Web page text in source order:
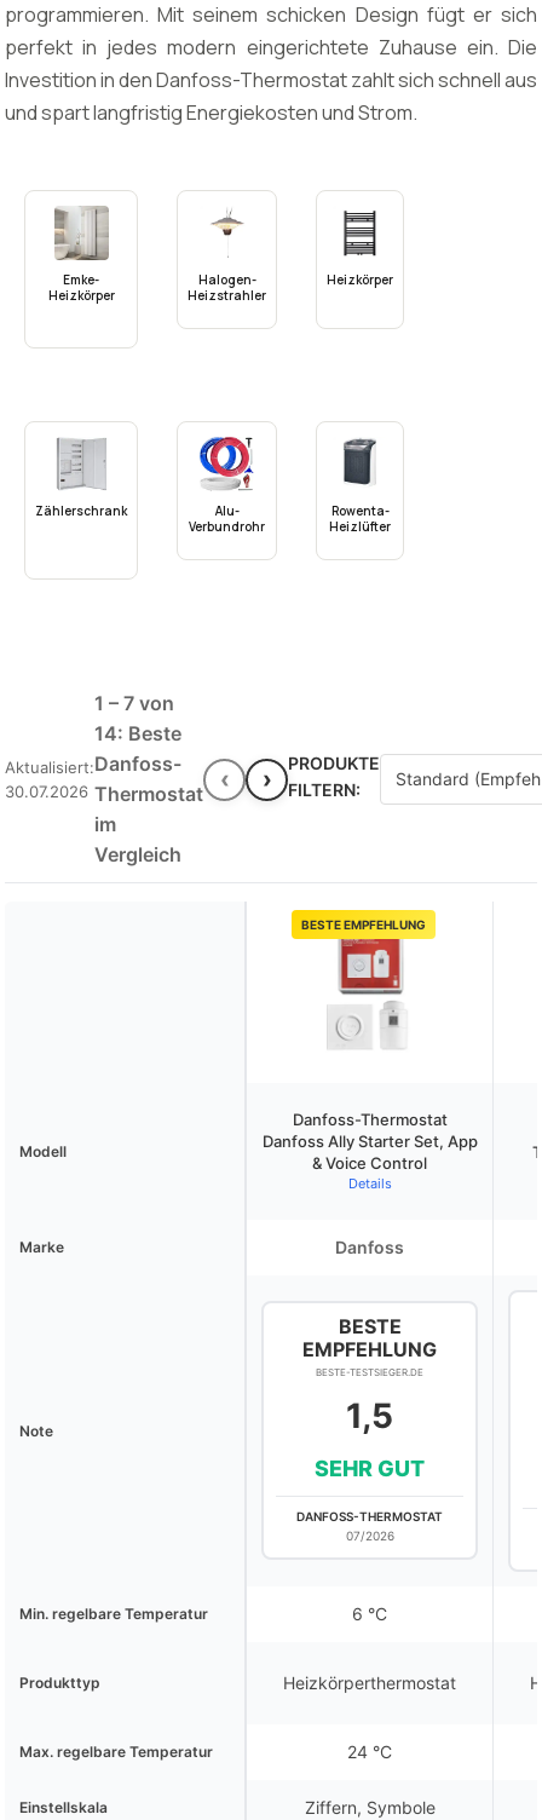
programmieren. Mit seinem schicken Design fügt er sich
perfekt in jedes modern eingerichtete Zuhause ein. Die
Investition in den Danfoss-Thermostat zahlt sich schnell aus
und spart langfristig Energiekosten und Strom.
Emke-
Heizkörper
Halogen-
Heizstrahler
Heizkörper
Zählerschrank
Alu-
Verbundrohr
Rowenta-
Heizlüfter
Aktualisiert:
30.07.2026
1 – 7 von
14: Beste
Danfoss-
Thermostat
im
Vergleich
‹ ›
PRODUKTE
FILTERN:
BESTE EMPFEHLUNG
Modell
Danfoss-Thermostat
Danfoss Ally Starter Set, App
& Voice Control
Details
Marke Danfoss
Note
BESTE
EMPFEHLUNG
BESTE-TESTSIEGER.DE
1,5
SEHR GUT
DANFOSS-THERMOSTAT
07/2026
Min. regelbare Temperatur 6 °C
Produkttyp Heizkörperthermostat
Max. regelbare Temperatur 24 °C
Einstellskala Ziffern, Symbole